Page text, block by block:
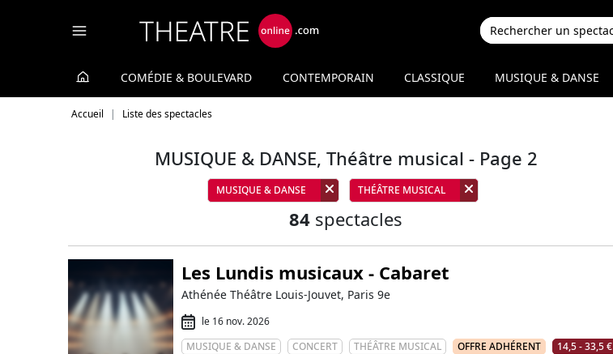
COMÉDIE & BOULEVARD CONTEMPORAIN CLASSIQUE MUSIQUE & DANSE
Accueil Liste des spectacles
MUSIQUE & DANSE, Théâtre musical - Page 2
MUSIQUE & DANSE THÉÂTRE MUSICAL
84 spectacles
Les Lundis musicaux - Cabaret
Athénée Théâtre Louis-Jouvet, Paris 9e
le 16 nov. 2026
MUSIQUE & DANSE
CONCERT THÉÂTRE MUSICAL OFFRE ADHÉRENT 14,5 - 33,5 €